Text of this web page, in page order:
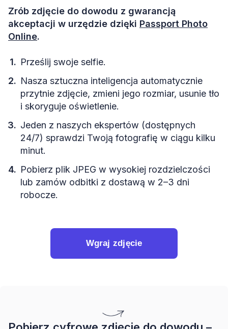
Zrób zdjęcie do dowodu z gwarancją
akceptacji w urzędzie dzięki Passport Photo
Online.
Prześlij swoje selfie.
Nasza sztuczna inteligencja automatycznie
przytnie zdjęcie, zmieni jego rozmiar, usunie tło
i skoryguje oświetlenie.
Jeden z naszych ekspertów (dostępnych
24/7) sprawdzi Twoją fotografię w ciągu kilku
minut.
Pobierz plik JPEG w wysokiej rozdzielczości
lub zamów odbitki z dostawą w 2–3 dni
robocze.
Wgraj zdjęcie